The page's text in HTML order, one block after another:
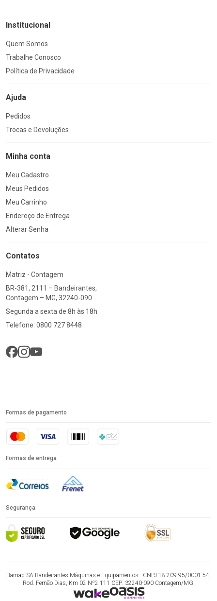
Institucional
Quem Somos
Trabalhe Conosco
Política de Privacidade
Ajuda
Pedidos
Trocas e Devoluções
Minha conta
Meu Cadastro
Meus Pedidos
Meu Carrinho
Endereço de Entrega
Alterar Senha
Contatos
Matriz - Contagem
BR-381, 2111 – Bandeirantes,
Contagem – MG, 32240-090
Segunda a sexta de 8h às 18h
Telefone: 0800 727 8448
Formas de pagamento
Formas de entrega
Segurança
Bamaq SA Bandeirantes Máquinas e Equipamentos - CNPJ 18.209.95/0001-54,
Rod. Fernão Dias, Km 02 Nº2.111 CEP: 32240-090 Contagem/MG